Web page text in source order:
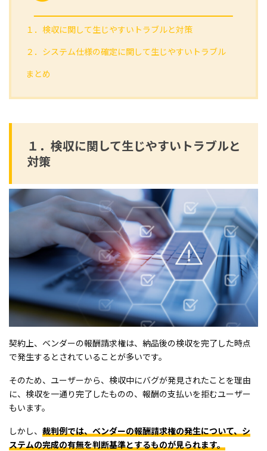
１．検収に関して生じやすいトラブルと対策
２．システム仕様の確定に関して生じやすいトラブル
まとめ
１．検収に関して生じやすいトラブルと
対策
契約上、ベンダーの報酬請求権は、納品後の検収を完了した時点
で発生するとされていることが多いです。
そのため、ユーザーから、検収中にバグが発見されたことを理由
に、検収を一通り完了したものの、報酬の支払いを拒むユーザー
もいます。
しかし、 裁判例では、ベンダーの報酬請求権の発生について、シ
ステムの完成の有無を判断基準とするものが見られます。